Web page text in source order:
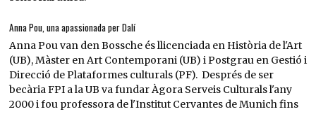
Anna Pou, una apassionada per Dalí
Anna Pou van den Bossche és llicenciada en Història de l'Art
(UB), Màster en Art Contemporani (UB) i Postgrau en Gestió i
Direcció de Plataformes culturals (PF). Després de ser
becària FPI a la UB va fundar Àgora Serveis Culturals l'any
2000 i fou professora de l'Institut Cervantes de Munich fins